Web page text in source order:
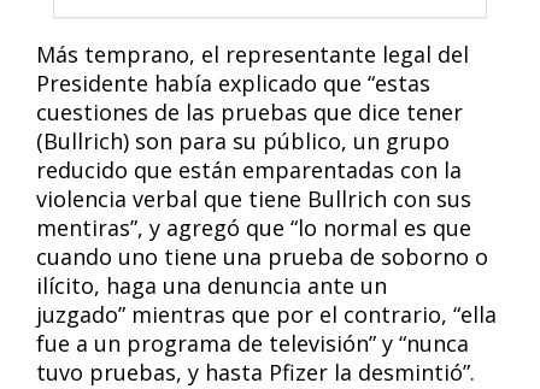
Más temprano, el representante legal del
Presidente había explicado que “estas
cuestiones de las pruebas que dice tener
(Bullrich) son para su público, un grupo
reducido que están emparentadas con la
violencia verbal que tiene Bullrich con sus
mentiras”, y agregó que “lo normal es que
cuando uno tiene una prueba de soborno o
ilícito, haga una denuncia ante un
juzgado” mientras que por el contrario, “ella
fue a un programa de televisión” y “nunca
tuvo pruebas, y hasta Pfizer la desmintió”.